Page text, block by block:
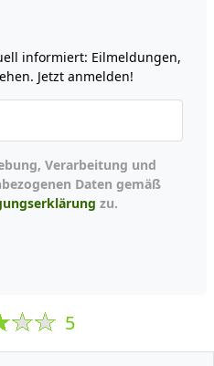
informiert: Eilmeldungen,
Jetzt anmelden!
Daten gemäß
zu.
5